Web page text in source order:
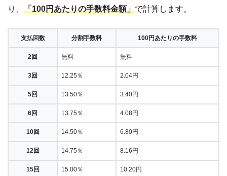
り、 「100円あたりの手数料金額」で計算します。
支払回数 分割手数料 100円あたりの手数料
2回 無料 無料
3回 12.25％ 2.04円
5回 13.50％ 3.40円
6回 13.75％ 4.08円
10回 14.50％ 6.80円
12回 14.75％ 8.16円
15回 15.00％ 10.20円